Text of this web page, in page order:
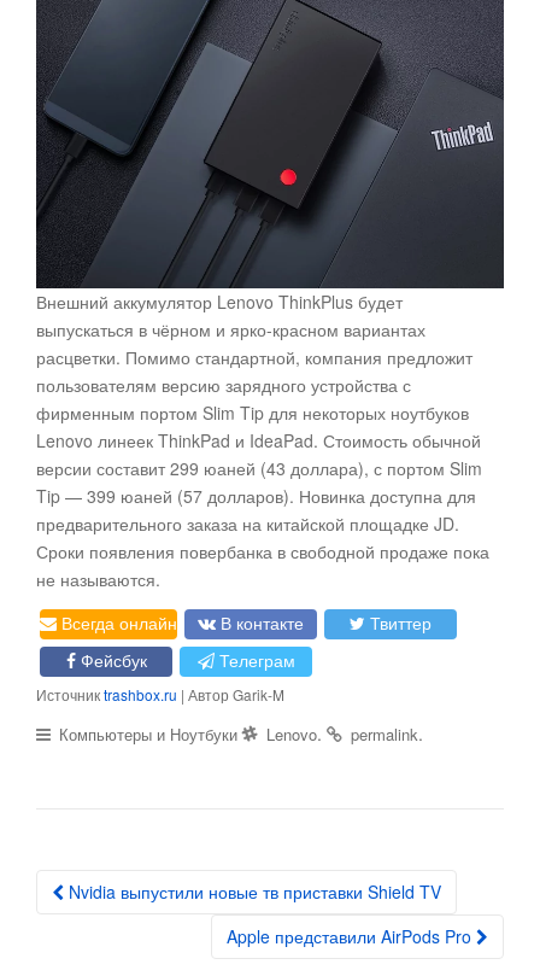
Внешний аккумулятор Lenovo ThinkPlus будет
выпускаться в чёрном и ярко-красном вариантах
расцветки. Помимо стандартной, компания предложит
пользователям версию зарядного устройства с
фирменным портом Slim Tip для некоторых ноутбуков
Lenovo линеек ThinkPad и IdeaPad. Стоимость обычной
версии составит 299 юаней (43 доллара), с портом Slim
Tip — 399 юаней (57 долларов). Новинка доступна для
предварительного заказа на китайской площадке JD.
Сроки появления повербанка в свободной продаже пока
не называются.
Всегда онлайн
В контакте
Твиттер
Фейсбук
Телеграм
Источникtrashbox.ru | Автор Garik-M
Компьютеры и Ноутбуки Lenovo. permalink.
Post navigation
Nvidia выпустили новые тв приставки Shield TV
Apple представили AirPods Pro